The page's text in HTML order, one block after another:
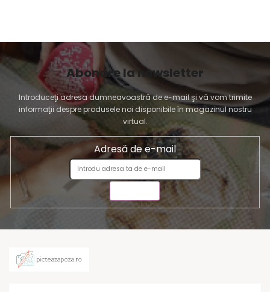
Abonare la newsletter
Introduceţi adresa dumneavoastră de e-mail şi vă vom trimite
informaţii despre produsele noi disponibile în magazinul nostru
virtual.
Adresă de e-mail